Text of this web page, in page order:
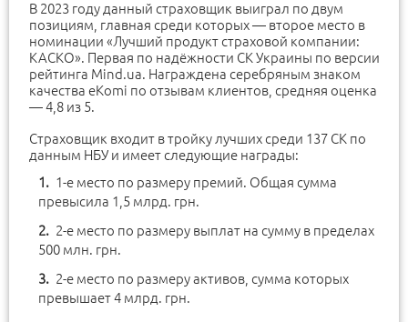
В 2023 году данный страховщик выиграл по двум
позициям, главная среди которых — второе место в
номинации «Лучший продукт страховой компании:
КАСКО». Первая по надёжности СК Украины по версии
рейтинга Mind.ua. Награждена серебряным знаком
качества eKomi по отзывам клиентов, средняя оценка
— 4,8 из 5.
Страховщик входит в тройку лучших среди 137 СК по
данным НБУ и имеет следующие награды:
1-е место по размеру премий. Общая сумма
превысила 1,5 млрд. грн.
2-е место по размеру выплат на сумму в пределах
500 млн. грн.
2-е место по размеру активов, сумма которых
превышает 4 млрд. грн.